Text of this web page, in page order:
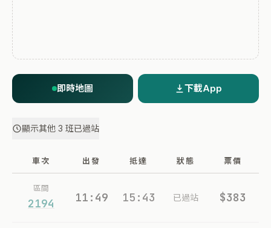
即時地圖 下載App
顯示其他 3 班已過站
車次 出發 抵達 狀態 票價
區間
2194 11:49 15:43 已過站 $383